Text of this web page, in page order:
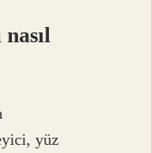
yüz